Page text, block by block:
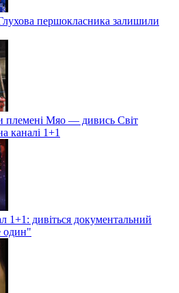
першокласника залишили
племені Мяо — дивись Світ
каналі 1+1
1+1: дивіться документальний
один"